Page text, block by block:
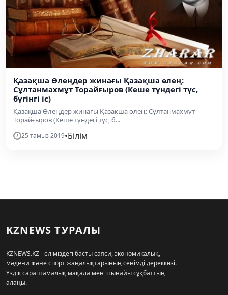
Қазақша Өлеңдер жинағы Қазақша өлең:
Сұлтанмахмұт Торайғыров (Кеше түндегі түс,
бүгінгі іс)
Қазақша Өлеңдер жинағы Қазақша өлең: Сұлтанмахмұт
Торайғыров (Кеше түндегі түс, б...
25 тамыз 2019•Білім
KZNEWS ТУРАЛЫ
KZNEWS.KZ - еліміздегі басты саяси, экономикалық,
мәдени және спорт жаңалықтарының сенімді дереккөзі.
Үздік сараптамалық мақала мен шынайы сұқбаттың
алаңы.